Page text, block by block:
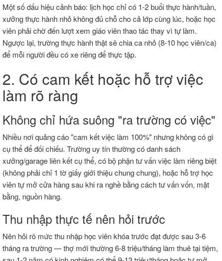
Một số dấu hiệu cảnh báo: lịch học chỉ có 1-2 buổi thực hành/tuần,
xưởng thực hành nhỏ không đủ chỗ cho cả lớp cùng lúc, hoặc học
viên phải chờ đến lượt xem giáo viên thao tác thay vì tự làm.
Ngược lại, trường thực hành thật sẽ chia ca nhỏ (8-10 học viên/ca)
để mỗi người đều có xe riêng để thực tập.
2. Có cam kết hoặc hỗ trợ việc
làm rõ ràng
Không chỉ hứa suông "ra trường có việc"
Nhiều nơi quảng cáo "cam kết việc làm 100%" nhưng không có gì
cụ thể để đối chiếu. Trường uy tín thường có danh sách
xưởng/garage liên kết cụ thể, có bộ phận tư vấn việc làm riêng biệt
(không phải chỉ 1 tờ giấy giới thiệu chung chung), hoặc hỗ trợ học
viên tự mở cửa hàng sau khi ra nghề bằng cách tư vấn vốn, mặt
bằng, nguồn hàng.
Thu nhập thực tế nên hỏi trước
Nên hỏi rõ mức thu nhập học viên khóa trước đạt được sau 3-6
tháng ra trường — thợ mới thường 6-8 triệu/tháng làm thuê tại tiệm,